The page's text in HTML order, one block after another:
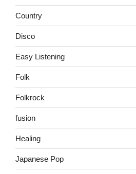
Country
Disco
Easy Listening
Folk
Folkrock
fusion
Healing
Japanese Pop